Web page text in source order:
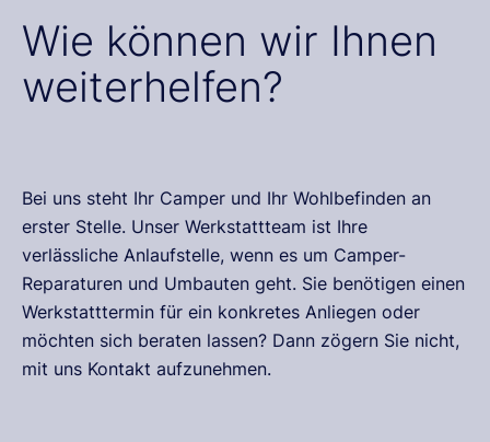
Wie können wir Ihnen
weiterhelfen?
Bei uns steht Ihr Camper und Ihr Wohlbefinden an
erster Stelle. Unser Werkstattteam ist Ihre
verlässliche Anlaufstelle, wenn es um Camper-
Reparaturen und Umbauten geht. Sie benötigen einen
Werkstatttermin für ein konkretes Anliegen oder
möchten sich beraten lassen? Dann zögern Sie nicht,
mit uns Kontakt aufzunehmen.